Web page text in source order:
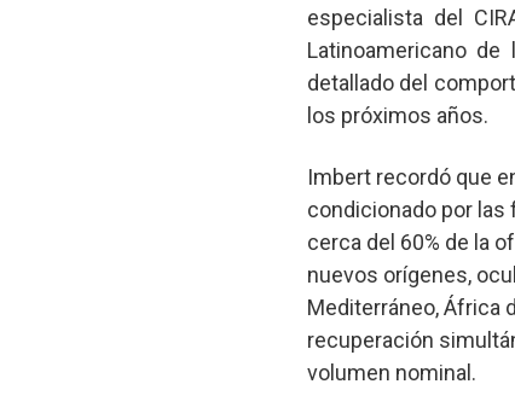
especialista del
Latinoamericano
detallado del
los próximos años.
Imbert recordó que
condicionado por
cerca del 60% de la
nuevos orígenes,
Mediterráneo, África
recuperación
volumen nominal.